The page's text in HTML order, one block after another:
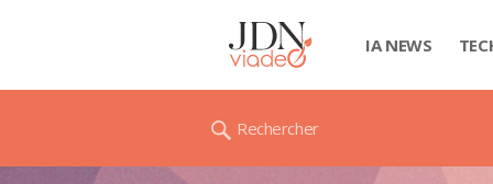
IA NEWS
Rechercher